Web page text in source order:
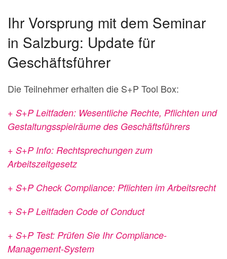
Ihr Vorsprung mit dem Seminar
in Salzburg: Update für
Geschäftsführer
Die Teilnehmer erhalten die S+P Tool Box:
+ S+P Leitfaden: Wesentliche Rechte, Pflichten und
Gestaltungsspielräume des Geschäftsführers
+ S+P Info: Rechtsprechungen zum
Arbeitszeitgesetz
+ S+P Check Compliance: Pflichten im Arbeitsrecht
+ S+P Leitfaden Code of Conduct
+ S+P Test: Prüfen Sie Ihr Compliance-
Management-System